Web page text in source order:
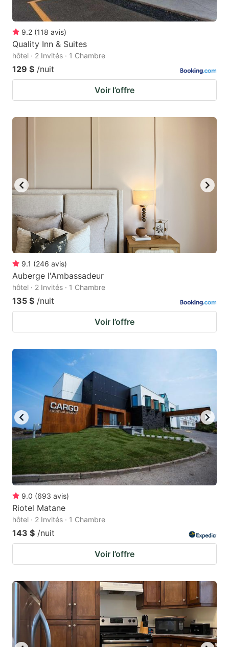
9.2 (118 avis)
Quality Inn & Suites
hôtel · 2 Invités · 1 Chambre
129 $ /nuit
Voir l’offre
9.1 (246 avis)
Auberge l'Ambassadeur
hôtel · 2 Invités · 1 Chambre
135 $ /nuit
Voir l’offre
9.0 (693 avis)
Riotel Matane
hôtel · 2 Invités · 1 Chambre
143 $ /nuit
Voir l’offre